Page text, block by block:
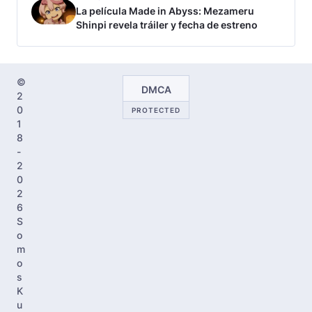
La película Made in Abyss: Mezameru
Shinpi revela tráiler y fecha de estreno
©
2
0
1
8
-
2
0
2
6
S
o
m
o
s
K
u
DMCA
PROTECTED